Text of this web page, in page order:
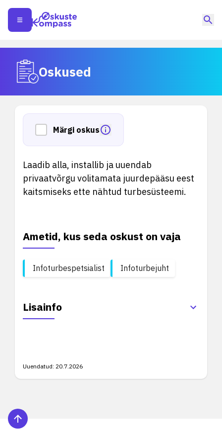
Oskused
Märgi oskus
Laadib alla, installib ja uuendab
privaatvõrgu volitamata juurdepääsu eest
kaitsmiseks ette nähtud turbesüsteemi.
Ametid, kus seda oskust on vaja
Infoturbespetsialist Infoturbejuht
Lisainfo
Uuendatud: 20.7.2026